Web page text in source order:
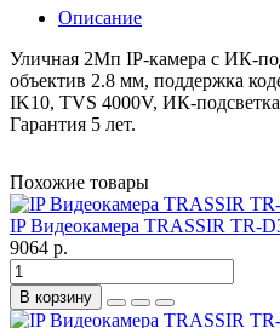
Описание
Уличная 2Мп IP-камера с ИК-
объектив 2.8 мм, поддержка
IK10, TVS 4000V, ИК-
Гарантия 5 лет.
Похожие товары
IP Видеокамера TRASSIR TR-
9064 р.
В корзину